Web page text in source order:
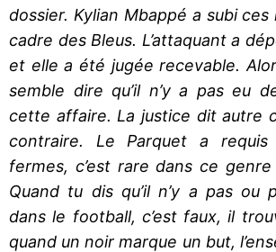
dossier. Kylian Mbappé a subi ces
cadre des Bleus. L’attaquant a
et elle a été jugée recevable.
semble dire qu’il n’y a pas eu
cette affaire. La justice dit autre
contraire. Le Parquet a requis
fermes, c’est rare dans ce
Quand tu dis qu’il n’y a pas ou
dans le football, c’est faux, il
quand un noir marque un but,